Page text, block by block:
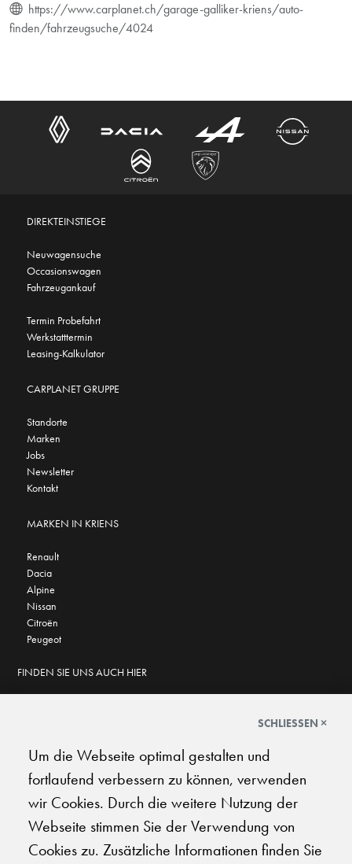
https://www.carplanet.ch/garage-galliker-kriens/auto-
finden/fahrzeugsuche/4024
DIREKTEINSTIEGE
Neuwagensuche
Occasionswagen
Fahrzeugankauf
Termin Probefahrt
Werkstatttermin
Leasing-Kalkulator
CARPLANET GRUPPE
Standorte
Marken
Jobs
Newsletter
Kontakt
MARKEN IN KRIENS
Renault
Dacia
Alpine
Nissan
Citroën
Peugeot
FINDEN SIE UNS AUCH HIER
4.6 ★★★★★
★★★★★
SCHLIESSEN ×
Um die Webseite optimal gestalten und
fortlaufend verbessern zu können, verwenden
wir Cookies. Durch die weitere Nutzung der
Webseite stimmen Sie der Verwendung von
Cookies zu. Zusätzliche Informationen finden Sie